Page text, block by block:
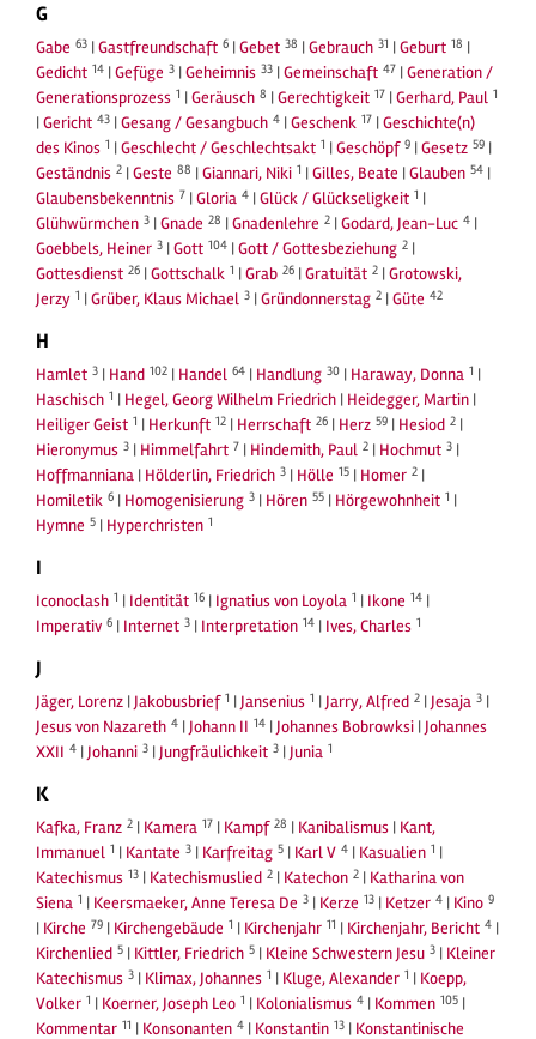
G
Gabe 63 |Gastfreundschaft 6 |Gebet 38 |Gebrauch 31 |Geburt 18 |
Gedicht 14 |Gefüge 3 |Geheimnis 33 |Gemeinschaft 47 |Generation /
Generationsprozess 1 |Geräusch 8 |Gerechtigkeit 17 |Gerhard, Paul 1
|Gericht 43 |Gesang / Gesangbuch 4 |Geschenk 17 |Geschichte(n)
des Kinos 1 |Geschlecht / Geschlechtsakt 1 |Geschöpf 9 |Gesetz 59 |
Geständnis 2 |Geste 88 |Giannari, Niki 1 |Gilles, Beate |Glauben 54 |
Glaubensbekenntnis 7 |Gloria 4 |Glück / Glückseligkeit 1 |
Glühwürmchen 3 |Gnade 28 |Gnadenlehre 2 |Godard, Jean-Luc 4 |
Goebbels, Heiner 3 |Gott 104 |Gott / Gottesbeziehung 2 |
Gottesdienst 26 |Gottschalk 1 |Grab 26 |Gratuität 2 |Grotowski,
Jerzy 1 |Grüber, Klaus Michael 3 |Gründonnerstag 2 |Güte 42
H
Hamlet 3 | Hand 102 | Handel 64 | Handlung 30 | Haraway, Donna 1 |
Haschisch 1 | Hegel, Georg Wilhelm Friedrich | Heidegger, Martin |
Heiliger Geist 1 | Herkunft 12 | Herrschaft 26 | Herz 59 | Hesiod 2 |
Hieronymus 3 | Himmelfahrt 7 | Hindemith, Paul 2 | Hochmut 3 |
Hoffmanniana | Hölderlin, Friedrich 3 | Hölle 15 | Homer 2 |
Homiletik 6 | Homogenisierung 3 | Hören 55 | Hörgewohnheit 1 |
Hymne 5 | Hyperchristen 1
I
Iconoclash 1 | Identität 16 | Ignatius von Loyola 1 | Ikone 14 |
Imperativ 6 | Internet 3 | Interpretation 14 | Ives, Charles 1
J
Jäger, Lorenz | Jakobusbrief 1 | Jansenius 1 | Jarry, Alfred 2 | Jesaja 3 |
Jesus von Nazareth 4 | Johann II 14 | Johannes Bobrowksi | Johannes
XXII 4 | Johanni 3 | Jungfräulichkeit 3 | Junia 1
K
Kafka, Franz 2 | Kamera 17 | Kampf 28 | Kanibalismus | Kant,
Immanuel 1 | Kantate 3 | Karfreitag 5 | Karl V 4 | Kasualien 1 |
Katechismus 13 | Katechismuslied 2 | Katechon 2 | Katharina von
Siena 1 | Keersmaeker, Anne Teresa De 3 | Kerze 13 | Ketzer 4 | Kino 9
| Kirche 79 | Kirchengebäude 1 | Kirchenjahr 11 | Kirchenjahr, Bericht 4 |
Kirchenlied 5 | Kittler, Friedrich 5 | Kleine Schwestern Jesu 3 | Kleiner
Katechismus 3 | Klimax, Johannes 1 | Kluge, Alexander 1 | Koepp,
Volker 1 | Koerner, Joseph Leo 1 | Kolonialismus 4 | Kommen 105 |
Kommentar 11 | Konsonanten 4 | Konstantin 13 | Konstantinische